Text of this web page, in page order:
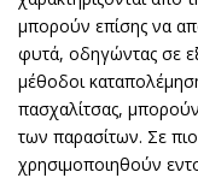
μπορούν επίσης να
φυτά, οδηγώντας σε
μέθοδοι
πασχαλίτσας,
των παρασίτων. Σε
χρησιμοποιηθούν